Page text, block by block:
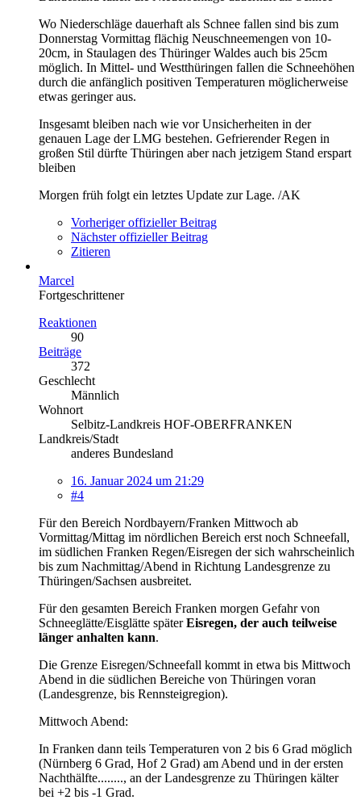
Wo Niederschläge dauerhaft als Schnee fallen sind bis zum
Donnerstag Vormittag flächig Neuschneemengen von 10-
20cm, in Staulagen des Thüringer Waldes auch bis 25cm
möglich. In Mittel- und Westthüringen fallen die Schneehöhen
durch die anfänglich positiven Temperaturen möglicherweise
etwas geringer aus.
Insgesamt bleiben nach wie vor Unsicherheiten in der
genauen Lage der LMG bestehen. Gefrierender Regen in
großen Stil dürfte Thüringen aber nach jetzigem Stand erspart
bleiben
Morgen früh folgt ein letztes Update zur Lage. /AK
Vorheriger offizieller Beitrag
Nächster offizieller Beitrag
Zitieren
Marcel
Fortgeschrittener
Reaktionen
90
Beiträge
372
Geschlecht
Männlich
Wohnort
Selbitz-Landkreis HOF-OBERFRANKEN
Landkreis/Stadt
anderes Bundesland
16. Januar 2024 um 21:29
#4
Für den Bereich Nordbayern/Franken Mittwoch ab
Vormittag/Mittag im nördlichen Bereich erst noch Schneefall,
im südlichen Franken Regen/Eisregen der sich wahrscheinlich
bis zum Nachmittag/Abend in Richtung Landesgrenze zu
Thüringen/Sachsen ausbreitet.
Für den gesamten Bereich Franken morgen Gefahr von
Schneeglätte/Eisglätte späterEisregen, der auch teilweise
länger anhalten kann.
Die Grenze Eisregen/Schneefall kommt in etwa bis Mittwoch
Abend in die südlichen Bereiche von Thüringen voran
(Landesgrenze, bis Rennsteigregion).
Mittwoch Abend:
In Franken dann teils Temperaturen von 2 bis 6 Grad möglich
(Nürnberg 6 Grad, Hof 2 Grad) am Abend und in der ersten
Nachthälfte........, an der Landesgrenze zu Thüringen kälter
bei +2 bis -1 Grad.